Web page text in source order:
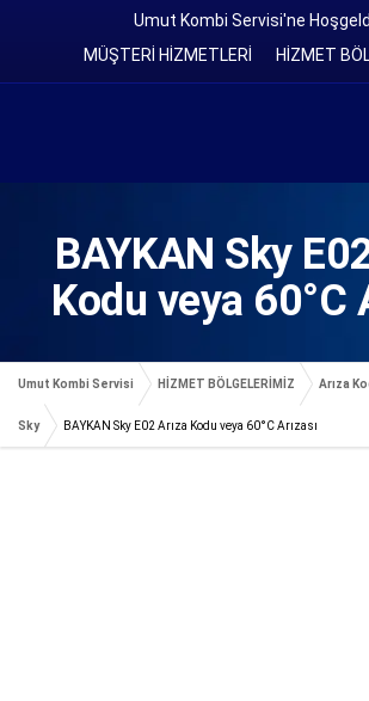
Umut Kombi Servisi'ne
MÜŞTERİ HİZMETLERİ
HİZMET
BAYKAN Sky
Kodu veya 60°C
Umut Kombi Servisi HİZMET BÖLGELERİMİZ Arıza
Sky BAYKAN Sky E02 Arıza Kodu veya 60°C Arızası